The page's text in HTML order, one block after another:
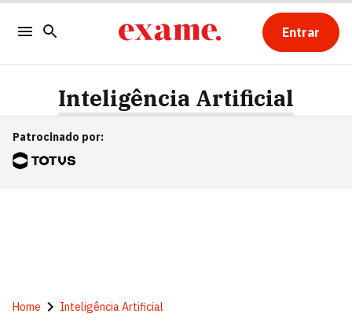
Entrar
Inteligência Artificial
Patrocinado por:
Home Inteligência Artificial